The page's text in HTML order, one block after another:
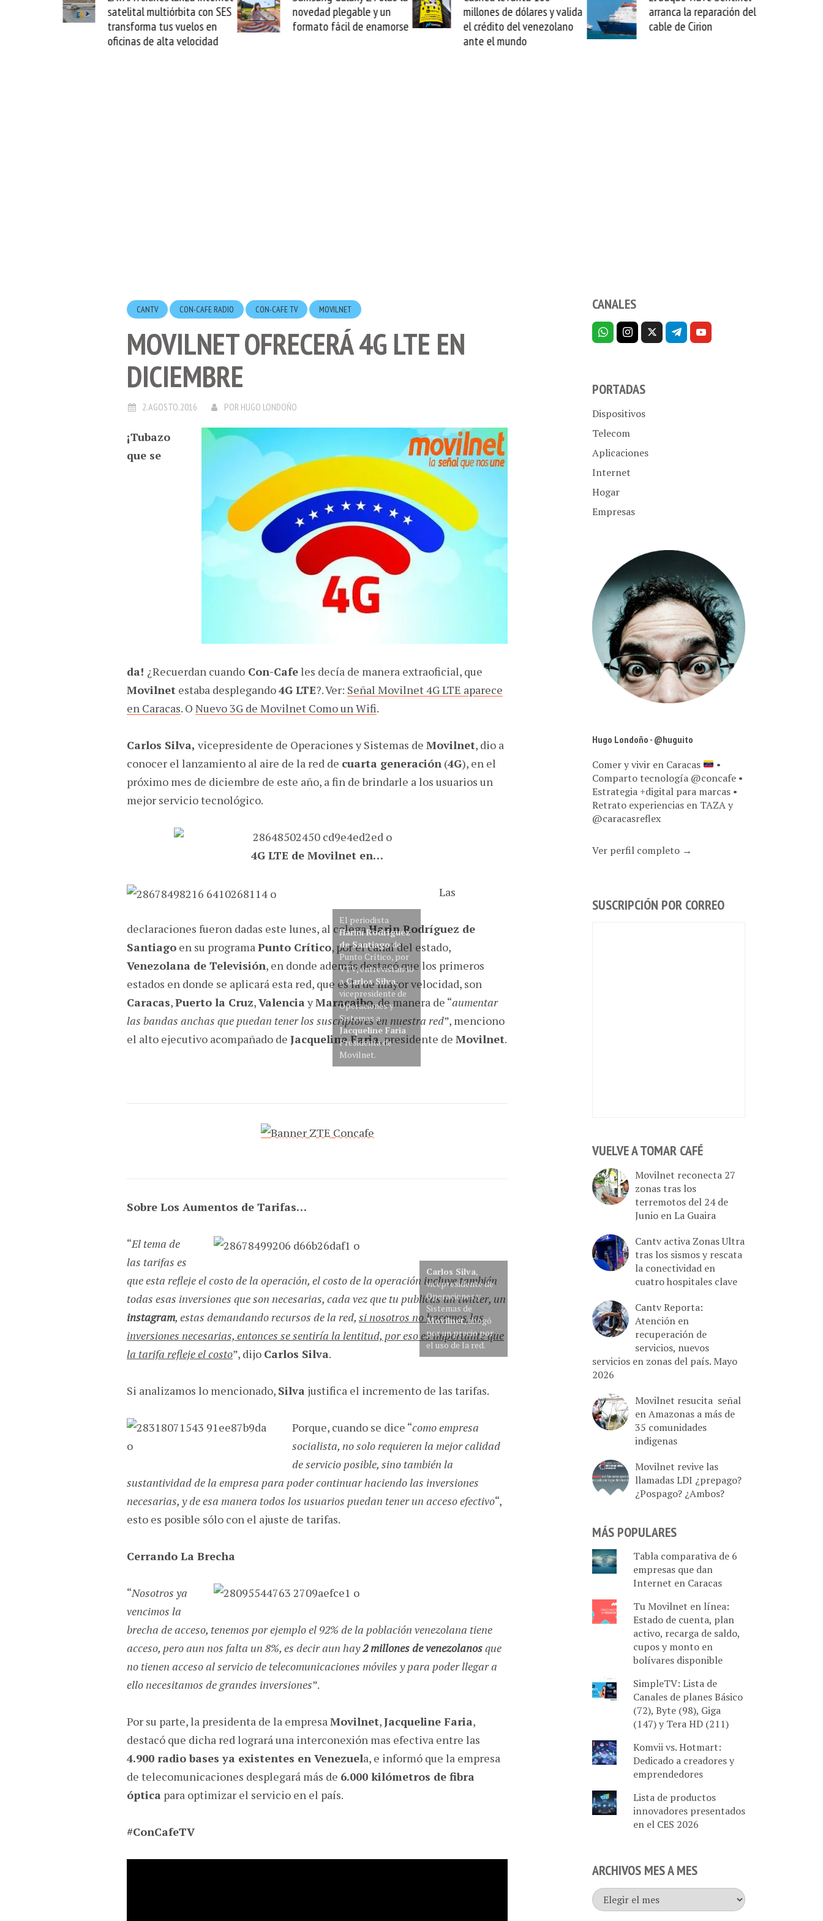
satelital multiórbita con SES
transforma tus vuelos en
oficinas de alta velocidad
novedad plegable y un
formato fácil de enamorse
millones de dólares y valida
el crédito del venezolano
ante el mundo
arranca la reparación del
cable de Cirion
sabemos todo
CANTV CON-CAFE RADIO CON-CAFE TV MOVILNET
MOVILNET OFRECERÁ 4G LTE EN
DICIEMBRE
2.AGOSTO.2016 POR HUGO LONDOÑO
¡Tubazo
que se
da! ¿Recuerdan cuando Con-Cafeles decía de manera extraoficial, que
Movilnet estaba desplegando4G LTE?. Ver: Señal Movilnet 4G LTE aparece
en Caracas. O Nuevo 3G de Movilnet Como un Wifi.
Carlos Silva, vicepresidente de Operaciones y Sistemas de Movilnet, dio a
conocer el lanzamiento al aire de la red de cuarta generación (4G), en el
próximo mes de diciembre de este año, a fin de brindarle a los usuarios un
mejor servicio tecnológico.
4G LTE de Movilnet en…
El periodista
Harim Rodríguez
de Santiagode
Punto Crítico, por
VTV, entrevistando
aCarlos Silva,
vicepresidente de
Operaciones y
Sistemas a
Jacqueline Faria
Presidenta de
Movilnet.
Las
declaraciones fueron dadas este lunes, al colegaHarin Rodríguez de
Santiago en su programa Punto Crítico, por el canal del estado,
Venezolana de Televisión, en donde además destacó que los primeros
estados en donde se aplicará esta red, que es la de mayor velocidad, son
Caracas,Puerto la Cruz,Valencia yMaracaibo, de manera de “aumentar
las bandas anchas que puedan tener los suscriptores en nuestra red”, menciono
el alto ejecutivo acompañado de Jacqueline Faria, presidente de Movilnet.
Sobre Los Aumentos de Tarifas…
Carlos Silva,
vicepresidente de
Operaciones y
Sistemas de
Movilnet, abogó
por un precio por
el uso de la red.
“El tema de
las tarifas es
que esta refleje el costo de la operación, el costo de la operación incluye también
todas esas inversiones que son necesarias, cada vez que tu publicas un twitter, un
instagram, estas demandando recursos de la red, si nosotros no hacemos las
inversiones necesarias, entonces se sentiría la lentitud, por eso es importante que
la tarifa refleje el costo”, dijo Carlos Silva.
Si analizamos lo mencionado, Silva justifica el incremento de las tarifas.
Porque, cuando se dice “como empresa
socialista, no solo requieren la mejor calidad
de servicio posible, sino también la
sustantividad de la empresa para poder continuar haciendo las inversiones
necesarias, y de esa manera todos los usuarios puedan tener un acceso efectivo“,
esto es posible sólo con el ajuste de tarifas.
Cerrando La Brecha
“Nosotros ya
vencimos la
brecha de acceso, tenemos por ejemplo el 92% de la población venezolana tiene
acceso, pero aun nos falta un 8%, es decir aun hay2 millones de venezolanosque
no tienen acceso al servicio de telecomunicaciones móviles y para poder llegar a
ello necesitamos de grandes inversiones”.
Por su parte, la presidenta de la empresaMovilnet,Jacqueline Faria,
destacó que dicha red logrará una interconexión mas efectiva entre las
4.900 radio bases ya existentes en Venezuela, e informó que la empresa
de telecomunicaciones desplegará más de 6.000 kilómetros de fibra
óptica para optimizar el servicio en el país.
#ConCafeTV
CANALES
PORTADAS
Dispositivos
Telecom
Aplicaciones
Internet
Hogar
Empresas
Hugo Londoño - @huguito
Comer y vivir en Caracas
•
Comparto tecnología @concafe •
Estrategia +digital para marcas •
Retrato experiencias en TAZA y
@caracasreflex
Ver perfil completo →
SUSCRIPCIÓN POR CORREO
VUELVE A TOMAR CAFÉ
Movilnet reconecta 27
zonas tras los
terremotos del 24 de
Junio en La Guaira
Cantv activa Zonas Ultra
tras los sismos y rescata
la conectividad en
cuatro hospitales clave
Cantv Reporta:
Atención en
recuperación de
servicios, nuevos
servicios en zonas del país. Mayo
2026
Movilnet resucita señal
en Amazonas a más de
35 comunidades
indigenas
Movilnet revive las
llamadas LDI ¿prepago?
¿Pospago? ¿Ambos?
MÁS POPULARES
Tabla comparativa de 6
empresas que dan
Internet en Caracas
Tu Movilnet en línea:
Estado de cuenta, plan
activo, recarga de saldo,
cupos y monto en
bolívares disponible
SimpleTV: Lista de
Canales de planes Básico
(72), Byte (98), Giga
(147) y Tera HD (211)
Komvii vs. Hotmart:
Dedicado a creadores y
emprendedores
Lista de productos
innovadores presentados
en el CES 2026
ARCHIVOS MES A MES
Archivos
mes